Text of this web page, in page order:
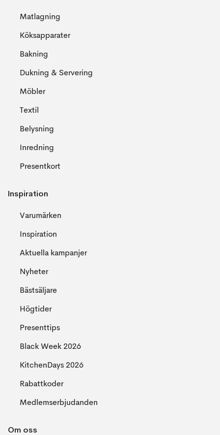
Matlagning
Köksapparater
Bakning
Dukning & Servering
Möbler
Textil
Belysning
Inredning
Presentkort
Inspiration
Varumärken
Inspiration
Aktuella kampanjer
Nyheter
Bästsäljare
Högtider
Presenttips
Black Week 2026
KitchenDays 2026
Rabattkoder
Medlemserbjudanden
Om oss